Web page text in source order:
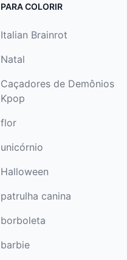
PARA COLORIR
Italian Brainrot
Natal
Caçadores de Demônios
Kpop
flor
unicórnio
Halloween
patrulha canina
borboleta
barbie